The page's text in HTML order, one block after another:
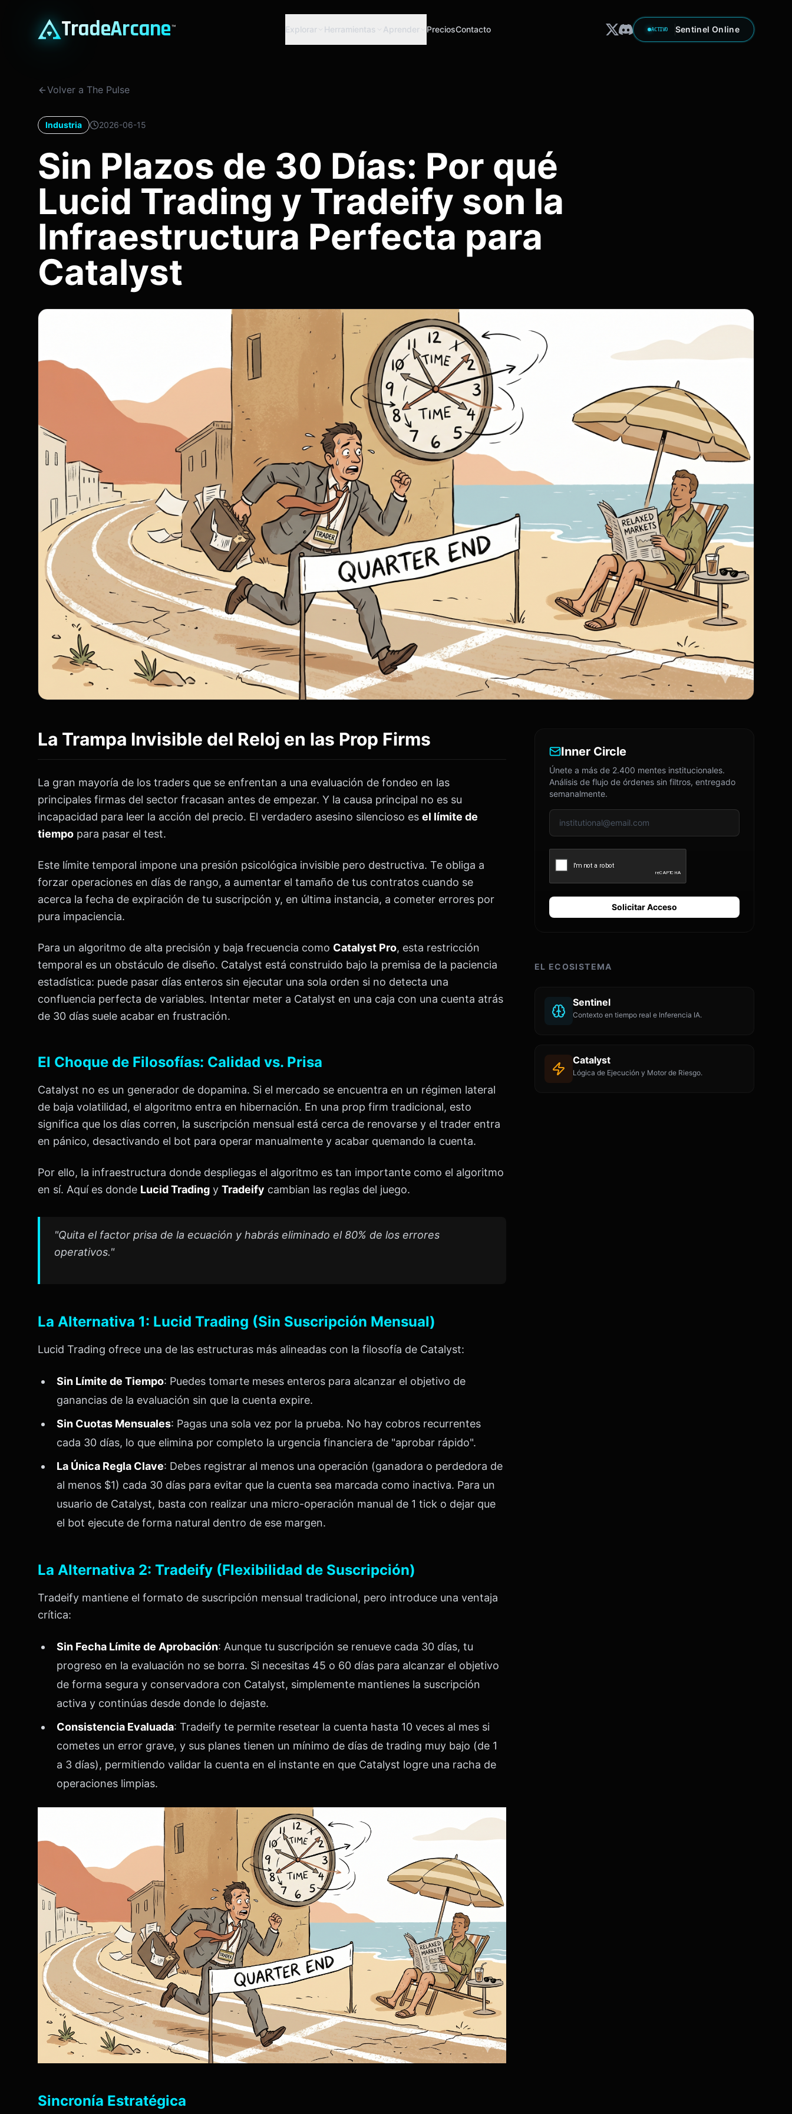
TradeArcane™ Explorar Herramientas Aprender PreciosContacto ACTIVO Sentinel Online
Volver a The Pulse
Industria 2026-06-15
Sin Plazos de 30 Días: Por qué
Lucid Trading y Tradeify son la
Infraestructura Perfecta para
Catalyst
La Trampa Invisible del Reloj en las Prop Firms
La gran mayoría de los traders que se enfrentan a una evaluación de fondeo en las
principales firmas del sector fracasan antes de empezar. Y la causa principal no es su
incapacidad para leer la acción del precio. El verdadero asesino silencioso es el límite de
tiempo para pasar el test.
Este límite temporal impone una presión psicológica invisible pero destructiva. Te obliga a
forzar operaciones en días de rango, a aumentar el tamaño de tus contratos cuando se
acerca la fecha de expiración de tu suscripción y, en última instancia, a cometer errores por
pura impaciencia.
Para un algoritmo de alta precisión y baja frecuencia como Catalyst Pro, esta restricción
temporal es un obstáculo de diseño. Catalyst está construido bajo la premisa de la paciencia
estadística: puede pasar días enteros sin ejecutar una sola orden si no detecta una
confluencia perfecta de variables. Intentar meter a Catalyst en una caja con una cuenta atrás
de 30 días suele acabar en frustración.
El Choque de Filosofías: Calidad vs. Prisa
Catalyst no es un generador de dopamina. Si el mercado se encuentra en un régimen lateral
de baja volatilidad, el algoritmo entra en hibernación. En una prop firm tradicional, esto
significa que los días corren, la suscripción mensual está cerca de renovarse y el trader entra
en pánico, desactivando el bot para operar manualmente y acabar quemando la cuenta.
Por ello, la infraestructura donde despliegas el algoritmo es tan importante como el algoritmo
en sí. Aquí es donde Lucid Trading y Tradeify cambian las reglas del juego.
"Quita el factor prisa de la ecuación y habrás eliminado el 80% de los errores
operativos."
La Alternativa 1: Lucid Trading (Sin Suscripción Mensual)
Lucid Trading ofrece una de las estructuras más alineadas con la filosofía de Catalyst:
Sin Límite de Tiempo: Puedes tomarte meses enteros para alcanzar el objetivo de
ganancias de la evaluación sin que la cuenta expire.
Sin Cuotas Mensuales: Pagas una sola vez por la prueba. No hay cobros recurrentes
cada 30 días, lo que elimina por completo la urgencia financiera de "aprobar rápido".
La Única Regla Clave: Debes registrar al menos una operación (ganadora o perdedora de
al menos $1) cada 30 días para evitar que la cuenta sea marcada como inactiva. Para un
usuario de Catalyst, basta con realizar una micro-operación manual de 1 tick o dejar que
el bot ejecute de forma natural dentro de ese margen.
La Alternativa 2: Tradeify (Flexibilidad de Suscripción)
Tradeify mantiene el formato de suscripción mensual tradicional, pero introduce una ventaja
crítica:
Sin Fecha Límite de Aprobación: Aunque tu suscripción se renueve cada 30 días, tu
progreso en la evaluación no se borra. Si necesitas 45 o 60 días para alcanzar el objetivo
de forma segura y conservadora con Catalyst, simplemente mantienes la suscripción
activa y continúas desde donde lo dejaste.
Consistencia Evaluada: Tradeify te permite resetear la cuenta hasta 10 veces al mes si
cometes un error grave, y sus planes tienen un mínimo de días de trading muy bajo (de 1
a 3 días), permitiendo validar la cuenta en el instante en que Catalyst logre una racha de
operaciones limpias.
Sincronía Estratégica
Inner Circle
Únete a más de 2.400 mentes institucionales.
Análisis de flujo de órdenes sin filtros, entregado
semanalmente.
Solicitar Acceso
EL ECOSISTEMA
Sentinel
Contexto en tiempo real e Inferencia IA.
Catalyst
Lógica de Ejecución y Motor de Riesgo.